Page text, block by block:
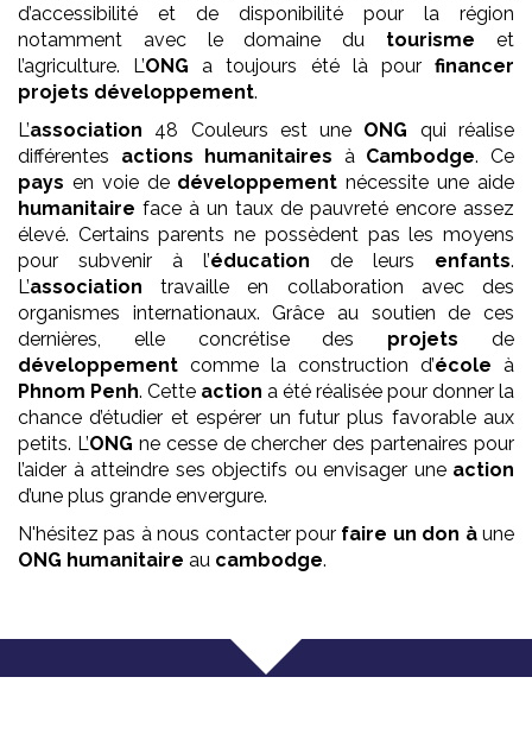
d’accessibilité et de disponibilité pour la région
notamment avec le domaine du tourisme et
l’agriculture. L’ONG a toujours été là pourfinancer
projets développement.
L’association 48 Couleurs est une ONG qui réalise
différentes actions humanitaires à Cambodge. Ce
pays en voie de développement nécessite une aide
humanitaire face à un taux de pauvreté encore assez
élevé. Certains parents ne possèdent pas les moyens
pour subvenir à l’éducation de leurs enfants.
L’association travaille en collaboration avec des
organismes internationaux. Grâce au soutien de ces
dernières, elle concrétise des projets de
développement comme la construction d’école à
Phnom Penh. Cette action a été réalisée pour donner la
chance d’étudier et espérer un futur plus favorable aux
petits. L’ONG ne cesse de chercher des partenaires pour
l’aider à atteindre ses objectifs ou envisager une action
d’une plus grande envergure.
N'hésitez pas à nous contacter pour faire un don àune
ONG humanitaire au cambodge.